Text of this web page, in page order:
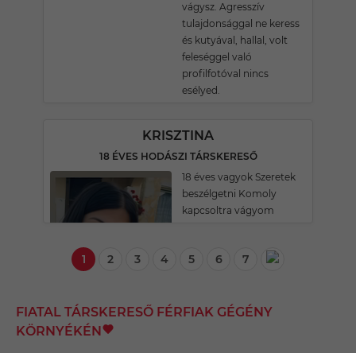
vágysz. Agresszív
tulajdonsággal ne keress
és kutyával, hallal, volt
feleséggel való
profilfotóval nincs
esélyed.
KRISZTINA
18 ÉVES HODÁSZI TÁRSKERESŐ
18 éves vagyok Szeretek
beszélgetni Komoly
kapcsoltra vágyom
1 2 3 4 5 6 7
FIATAL TÁRSKERESŐ FÉRFIAK GÉGÉNY
KÖRNYÉKÉN